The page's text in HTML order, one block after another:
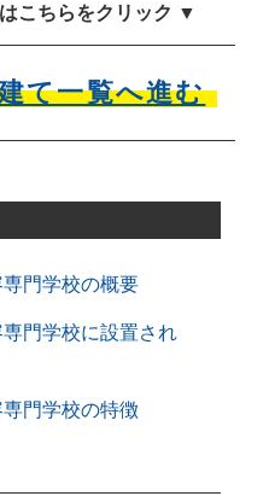
こちらをクリック ▼
て一覧へ進む
門学校の概要
門学校に設置され
門学校の特徴